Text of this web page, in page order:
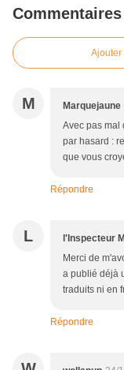
Commentaires
Ajouter
M Marquejaune
Avec pas mal
par hasard :
que vous
Répondre
L l'Inspecteur
Merci de
a publié déjà
traduits ni en
Répondre